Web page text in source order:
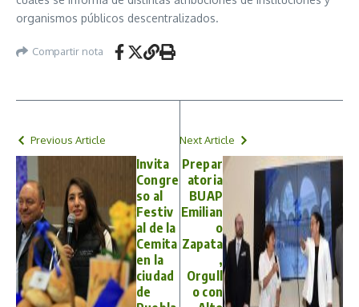
organismos públicos descentralizados.
Compartir nota
Previous Article
Invita
Congre
so al
Festiv
al de la
Cemita
en la
ciudad
de
Next Article
Prepar
atoria
BUAP
Emilian
o
Zapata
,
Orgull
o con